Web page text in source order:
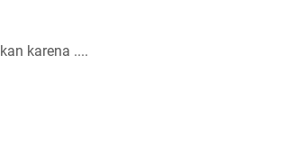
karena ....